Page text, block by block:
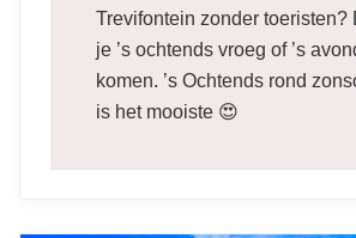
Trevifontein zonder toeristen?
je ’s ochtends vroeg of ’s
komen. ’s Ochtends rond
is het mooiste 😍